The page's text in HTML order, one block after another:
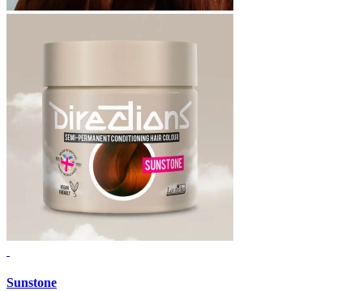
Sunstone